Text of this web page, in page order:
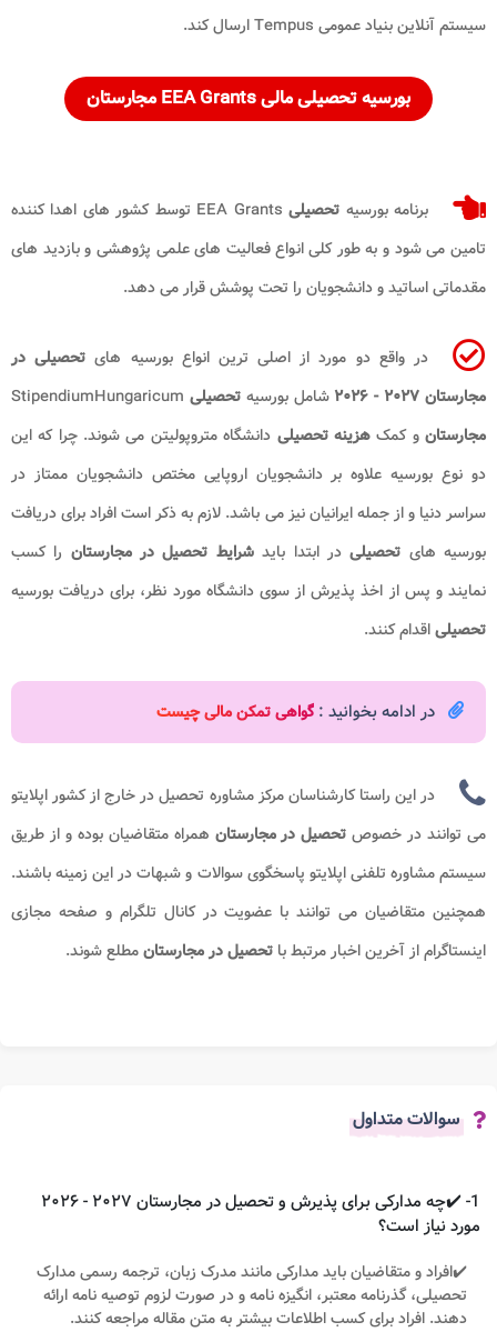
سیستم آنلاین بنیاد عمومی Tempus ارسال کند.
بورسیهتحصیلیمالی EEA Grants مجارستان
برنامه بورسیه تحصیلی
EEA Grants توسط کشور های اهدا کننده
تامین می ‌شود و به طور کلی انواع فعالیت های علمی پژوهشی و بازدید های
مقدماتی اساتید و دانشجویان را تحت پوشش قرار می دهد.
در واقع دو مورد از اصلی ترین انواع بورسیه های تحصیلی در
مجارستان ۲۰۲۷ - ۲۰۲۶ شامل بورسیه تحصیلی
مجارستانو کمکهزینه تحصیلی دانشگاه متروپولیتن می شوند. چرا که این
دو نوع بورسیه علاوه بر دانشجویان اروپایی مختص دانشجویان ممتاز در
سراسر دنیا و از جمله ایرانیان نیز می باشد. لازم به ذکر است افراد برای دریافت
بورسیه های تحصیلیدر ابتدا بایدشرایط تحصیل در مجارستان را کسب
نمایند و پس از اخذ پذیرش از سوی دانشگاه مورد نظر، برای دریافت بورسیه
تحصیلیاقدام کنند.
در ادامه بخوانید : گواهی تمکن مالی چیست
در این راستا کارشناسان مرکز مشاوره تحصیل در خارج از کشور اپلایتو
می توانند در خصوص تحصیل در مجارستان همراه متقاضیان بوده و از طریق
سیستم مشاوره تلفنی اپلایتو پاسخگوی سوالات و شبهات در این زمینه باشند.
همچنین متقاضیان می توانند با عضویت در کانال تلگرام و صفحه مجازی
اینستاگرام از آخرین اخبار مرتبط با تحصیل در مجارستانمطلع شوند.
سوالات متداول
1- ✔️چه مدارکی برای پذیرش و تحصیل در مجارستان ۲۰۲۷ - ۲۰۲۶
مورد نیاز است؟
✔️افراد و متقاضیان باید مدارکی مانند مدرک زبان، ترجمه رسمی مدارک
تحصیلی، گذرنامه معتبر، انگیزه نامه و در صورت لزوم توصیه نامه ارائه
دهند. افراد برای کسب اطلاعات بیشتر به متن مقاله مراجعه کنند.